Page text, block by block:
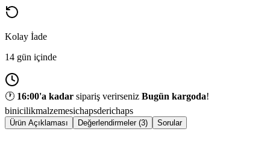
Kolay İade
14 gün içinde
🕐 16:00'a kadar sipariş verirseniz Bugün kargoda!
binicilikmalzemesichapsderichaps
Ürün Açıklaması Değerlendirmeler (3) Sorular